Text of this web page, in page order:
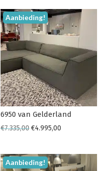
Aanbieding!
6950 van Gelderland
€7.335,00€4.995,00
Aanbieding!